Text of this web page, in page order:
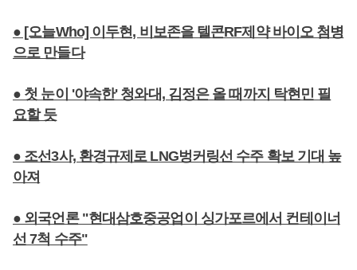
● [오늘Who] 이두현, 비보존을 텔콘RF제약 바이오 첨병
으로 만들다
● 첫 눈이 '야속한' 청와대, 김정은 올 때까지 탁현민 필
요할 듯
● 조선3사, 환경규제로 LNG벙커링선 수주 확보 기대 높
아져
● 외국언론 "현대삼호중공업이 싱가포르에서 컨테이너
선 7척 수주"